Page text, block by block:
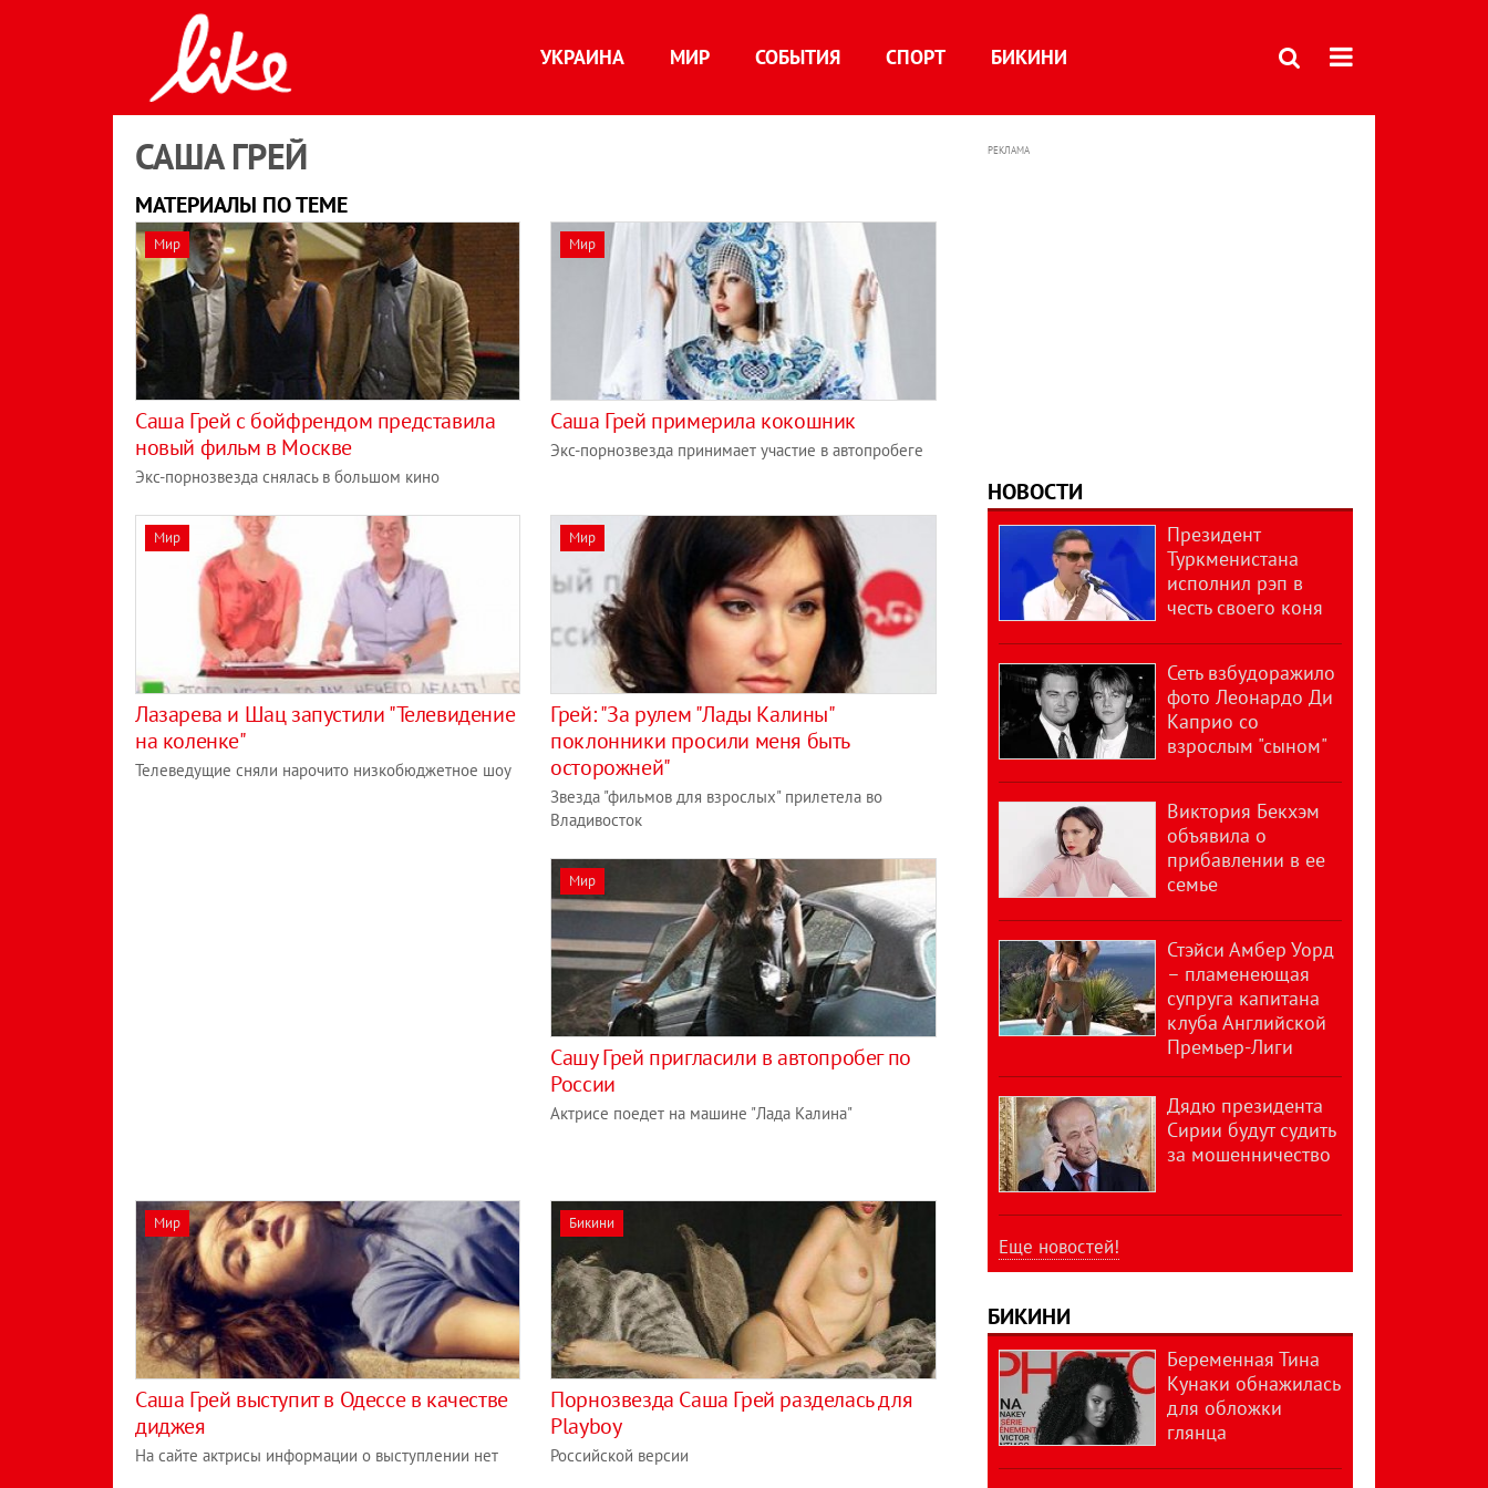
УКРАИНА МИР СОБЫТИЯ СПОРТ БИКИНИ
САША ГРЕЙ
МАТЕРИАЛЫ ПО ТЕМЕ
Мир
Саша Грей с бойфрендом представила
новый фильм в Москве
Экс-порнозвезда снялась в большом кино
Мир
Саша Грей примерила кокошник
Экс-порнозвезда принимает участие в автопробеге
Мир
Лазарева и Шац запустили "Телевидение
на коленке"
Телеведущие сняли нарочито низкобюджетное шоу
Мир
Грей: "За рулем "Лады Калины"
поклонники просили меня быть
осторожней"
Звезда "фильмов для взрослых" прилетела во
Владивосток
Мир
Сашу Грей пригласили в автопробег по
России
Актрисе поедет на машине "Лада Калина"
Мир
Саша Грей выступит в Одессе в качестве
диджея
На сайте актрисы информации о выступлении нет
Бикини
Порнозвезда Саша Грей разделась для
Playboy
Российской версии
РЕКЛАМА
НОВОСТИ
Президент
Туркменистана
исполнил рэп в
честь своего коня
Сеть взбудоражило
фото Леонардо Ди
Каприо со
взрослым "сыном"
Виктория Бекхэм
объявила о
прибавлении в ее
семье
Стэйси Амбер Уорд
– пламенеющая
супруга капитана
клуба Английской
Премьер-Лиги
Дядю президента
Сирии будут судить
за мошенничество
Еще новостей!
БИКИНИ
Беременная Тина
Кунаки обнажилась
для обложки
глянца